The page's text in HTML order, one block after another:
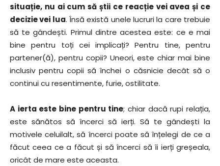
situație, nu ai cum să știi ce reacție vei avea și ce
decizie vei lua. Însă există unele lucruri la care trebuie
să te gândești. Primul dintre acestea este: ce e mai
bine pentru toți cei implicați? Pentru tine, pentru
partener(ă), pentru copii? Uneori, este chiar mai bine
inclusiv pentru copii să închei o căsnicie decât să o
continui cu resentimente, furie, ostilitate.
A ierta este bine pentru tine; chiar dacă rupi relația,
este sănătos să încerci să ierți. Să te gândești la
motivele celuilalt, să încerci poate să înțelegi de ce a
făcut ceea ce a făcut și să încerci să îi ierți greșeala,
oricât de mare este aceasta.